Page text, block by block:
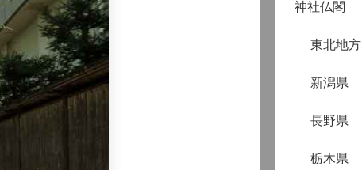
神社仏閣
東北地方
新潟県
長野県
栃木県